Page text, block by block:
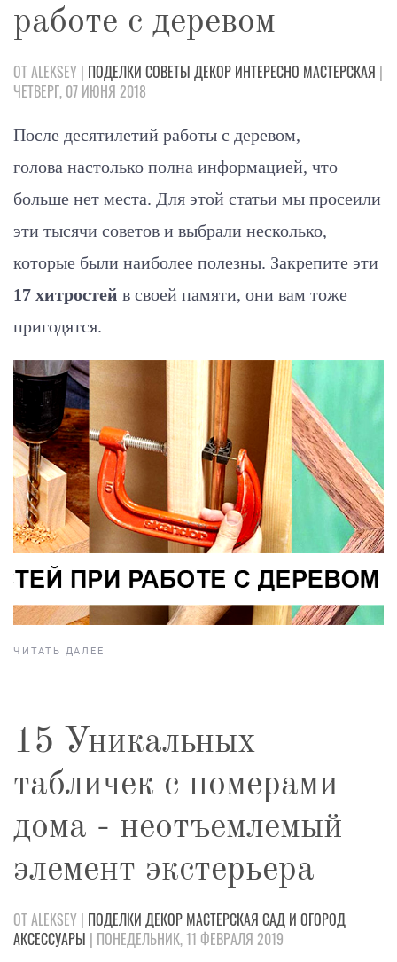
работе с деревом
ОТ ALEKSEY | ПОДЕЛКИ СОВЕТЫ ДЕКОР ИНТЕРЕСНО МАСТЕРСКАЯ |
ЧЕТВЕРГ, 07 ИЮНЯ 2018
После десятилетий работы с деревом,
голова настолько полна информацией, что
больше нет места. Для этой статьи мы просеили
эти тысячи советов и выбрали несколько,
которые были наиболее полезны. Закрепите эти
17 хитростей в своей памяти, они вам тоже
пригодятся.
ЧИТАТЬ ДАЛЕЕ
15 Уникальных
табличек с номерами
дома - неотъемлемый
элемент экстерьера
ОТ ALEKSEY | ПОДЕЛКИ ДЕКОР МАСТЕРСКАЯ САД И ОГОРОД
АКСЕССУАРЫ | ПОНЕДЕЛЬНИК, 11 ФЕВРАЛЯ 2019